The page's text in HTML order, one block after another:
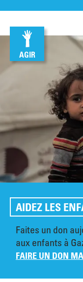
AGIR
AIDEZ LES
Faites un don
aux enfants à
FAIRE UN DON